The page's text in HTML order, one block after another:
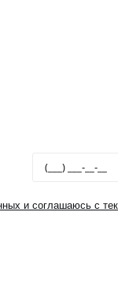
и соглашаюсь с